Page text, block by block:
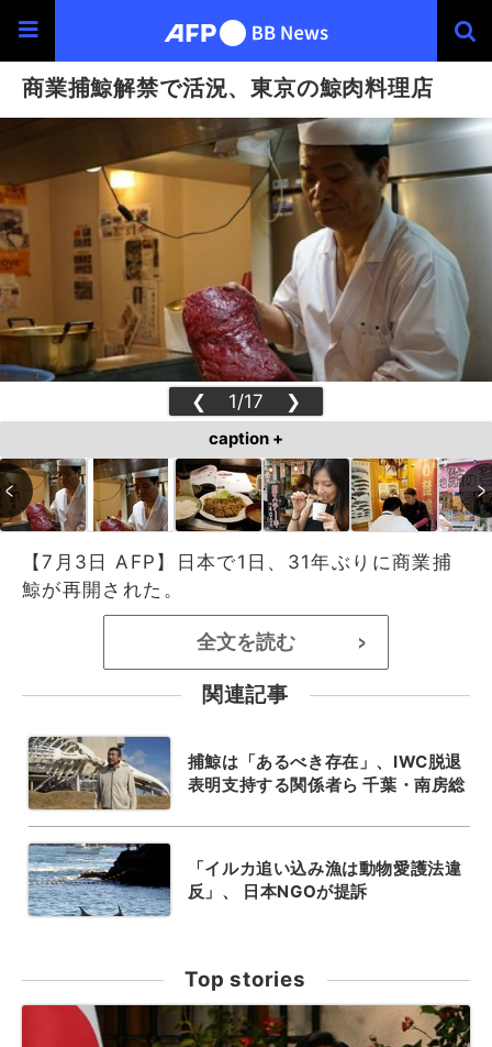
商業捕鯨解禁で活況、東京の鯨肉料理店
❮ 1/17 ❯
caption +
【7月3日 AFP】日本で1日、31年ぶりに商業捕
鯨が再開された。
全文を読む >
関連記事
捕鯨は「あるべき存在」、IWC脱退
表明支持する関係者ら 千葉・南房総
「イルカ追い込み漁は動物愛護法違
反」、 日本NGOが提訴
Top stories